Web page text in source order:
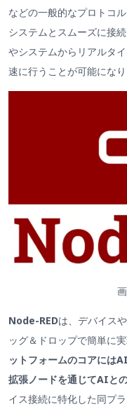
などの一般的なプロトコ
システムとスムーズに接
やシステムからリアルタ
速に行うことが可能になり
Node-REDは、デバイス
ッグ＆ドロップで簡単に
ットフォームのコアには
拡張ノードを通じてAIと
イス接続に特化した同プ